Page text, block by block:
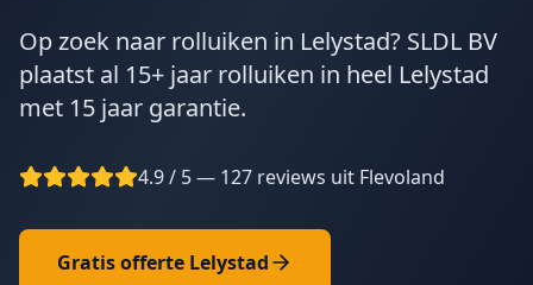
Op zoek naar rolluiken in Lelystad? SLDL BV
plaatst al 15+ jaar rolluiken in heel Lelystad
met 15 jaar garantie.
4.9 / 5 — 127 reviews uit Flevoland
Gratis offerte Lelystad